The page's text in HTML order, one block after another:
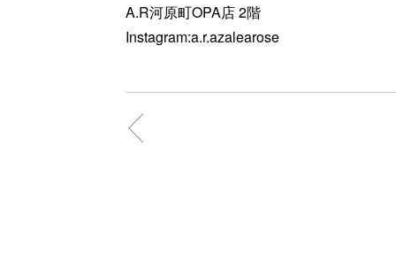
A.R河原町OPA店 2階
Instagram:a.r.azalearose